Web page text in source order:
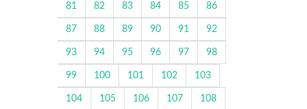
81 82 83 84 85 86
87 88 89 90 91 92
93 94 95 96 97 98
99 100 101 102 103
104 105 106 107 108